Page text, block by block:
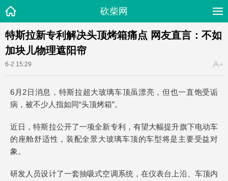
砍柴网
特斯拉新专利解决头顶烤箱痛点 网友直言：不如
加块儿物理遮阳帘
6-2 15:29
6月2日消息，特斯拉超大玻璃车顶虽漂亮，但也一直饱受诟
病，被不少人指如同“头顶烤箱”。
近日，特斯拉公开了一项全新专利，有望大幅提升旗下电动车
的座舱舒适性，装配全景大玻璃车顶的车型将是主要受益对
象。
研发人员设计了一套抽吸式空调系统，在仪表台上沿、车顶内